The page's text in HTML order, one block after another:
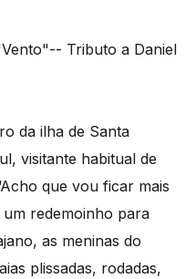
da ilha de Santa
visitante habitual de
que vou ficar mais
redemoinho para
as meninas do
plissadas, rodadas,